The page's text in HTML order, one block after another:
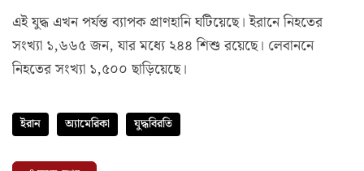
এই যুদ্ধ এখন পর্যন্ত ব্যাপক প্রাণহানি ঘটিয়েছে। ইরানে নিহতের
সংখ্যা ১,৬৬৫ জন, যার মধ্যে ২৪৪ শিশু রয়েছে। লেবাননে
নিহতের সংখ্যা ১,৫০০ ছাড়িয়েছে।
ইরান অ্যামেরিকা যুদ্ধবিরতি